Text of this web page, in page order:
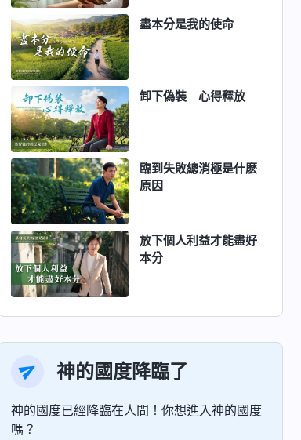
盡本分是我的使命
卸下偽裝 心得釋放
臨到失敗總消極是什麽
原因
放下個人利益才能盡好
本分
神的國度降臨了
神的國度已經降臨在人間！你想進入神的國度
嗎？